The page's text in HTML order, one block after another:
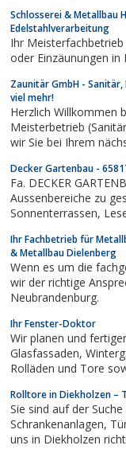
Schlosserei & Metallbau
Edelstahlverarbeitung
Ihr Meisterfachbetrieb für Geländer,
oder Einzäunungen in
Zaunitär GmbH -
viel mehr!
Herzlich Willkommen
Meisterbetrieb
wir Sie bei Ihrem
Jahrelange
im Sanitär- als auch
Decker Gartenbau -
Fa. DECKER
Aussenbereiche zu
Sonnenterrassen, Leseecken, Liegewiesen, Spielplätzen,
fachlicher Kompetenz, handwerklichem Können, Kreativität
unserer langährigen
Ihr Fachbetrieb für
& Metallbau Dielenberg
Wenn es um die
wir der richtige
Neubrandenburg.
Ihr Fenster-Doktor
Wir planen und
Glasfassaden, Wintergärten, Vordächer, Beschattungen,
Rolläden und Tore
Rolltore in Diekholzen –
Sie sind auf der
Schrankenanlagen, Türen oder Tore aller Art? Dann sind Sie bei
uns in Diekholzen